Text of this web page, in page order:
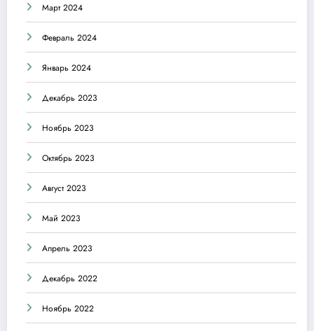
Март 2024
Февраль 2024
Январь 2024
Декабрь 2023
Ноябрь 2023
Октябрь 2023
Август 2023
Май 2023
Апрель 2023
Декабрь 2022
Ноябрь 2022